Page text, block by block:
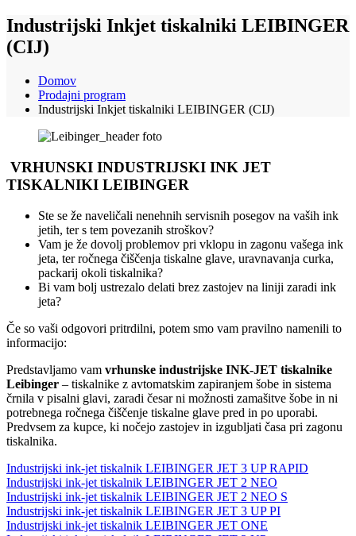
Industrijski Inkjet tiskalniki LEIBINGER
(CIJ)
Domov
Prodajni program
Industrijski Inkjet tiskalniki LEIBINGER (CIJ)
VRHUNSKI INDUSTRIJSKI INK JET
TISKALNIKI LEIBINGER
Ste se že naveličali nenehnih servisnih posegov na vaših ink
jetih, ter s tem povezanih stroškov?
Vam je že dovolj problemov pri vklopu in zagonu vašega ink
jeta, ter ročnega čiščenja tiskalne glave, uravnavanja curka,
packarij okoli tiskalnika?
Bi vam bolj ustrezalo delati brez zastojev na liniji zaradi ink
jeta?
Če so vaši odgovori pritrdilni, potem smo vam pravilno namenili to
informacijo:
Predstavljamo vam vrhunske industrijske INK-JET tiskalnike
Leibinger – tiskalnike z avtomatskim zapiranjem šobe in sistema
črnila v pisalni glavi, zaradi česar ni možnosti zamašitve šobe in ni
potrebnega ročnega čiščenje tiskalne glave pred in po uporabi.
Predvsem za kupce, ki nočejo zastojev in izgubljati časa pri zagonu
tiskalnika.
Industrijski ink-jet tiskalnik LEIBINGER JET 3 UP RAPID
Industrijski ink-jet tiskalnik LEIBINGER JET 2 NEO
Industrijski ink-jet tiskalnik LEIBINGER JET 2 NEO S
Industrijski ink-jet tiskalnik LEIBINGER JET 3 UP PI
Industrijski ink-jet tiskalnik LEIBINGER JET ONE